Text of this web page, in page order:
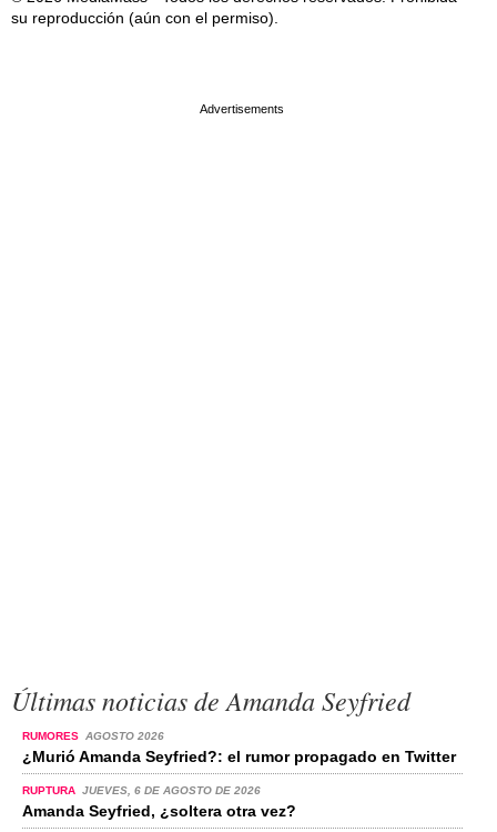
su reproducción (aún con el permiso).
Últimas noticias de Amanda Seyfried
RUMORES AGOSTO 2026
¿Murió Amanda Seyfried?: el rumor propagado en Twitter
RUPTURA JUEVES, 6 DE AGOSTO DE 2026
Amanda Seyfried, ¿soltera otra vez?